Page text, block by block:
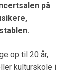
på
op til 20 år,
kulturskole i